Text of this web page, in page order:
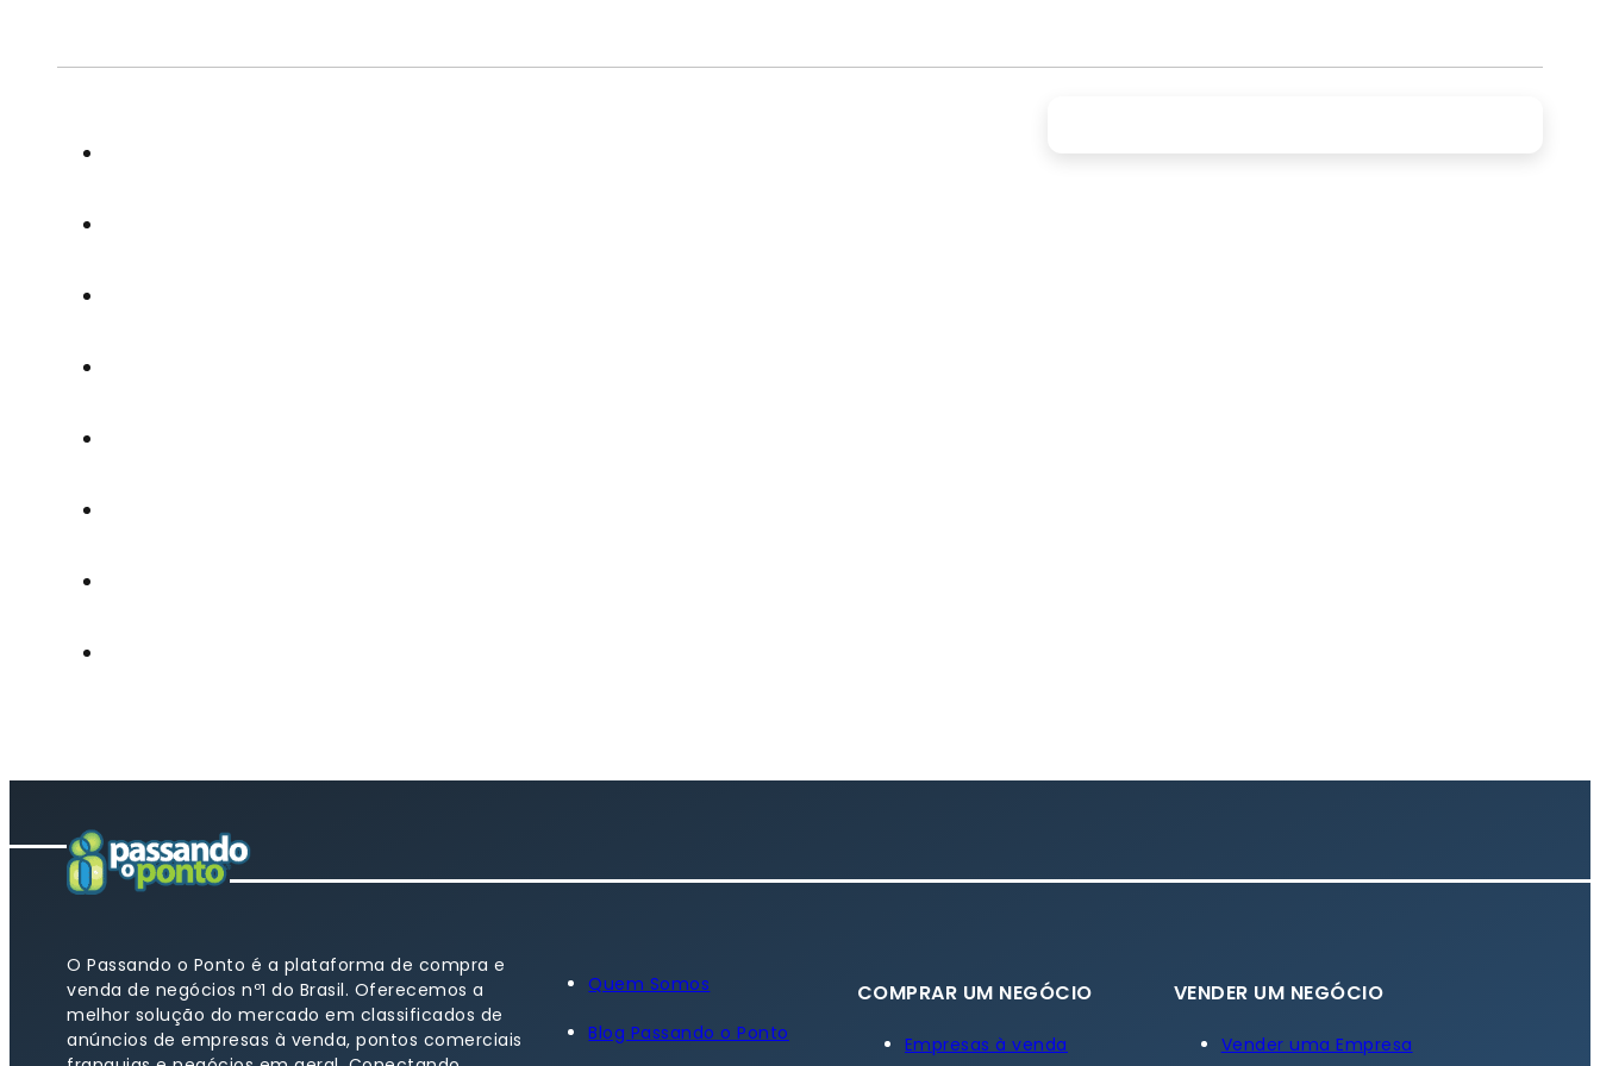
O Passando o Ponto é a plataforma de compra e
venda de negócios nº1 do Brasil. Oferecemos a
melhor solução do mercado em classificados de
anúncios de empresas à venda, pontos comerciais
Quem Somos
Blog Passando o Ponto
COMPRAR UM NEGÓCIO
Empresas à venda
VENDER UM NEGÓCIO
Vender uma Empresa